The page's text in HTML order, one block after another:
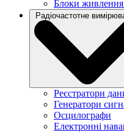
Блоки живлення
Радіочастотне
Реєстратори
Генератори
Осцилографи
Електронні